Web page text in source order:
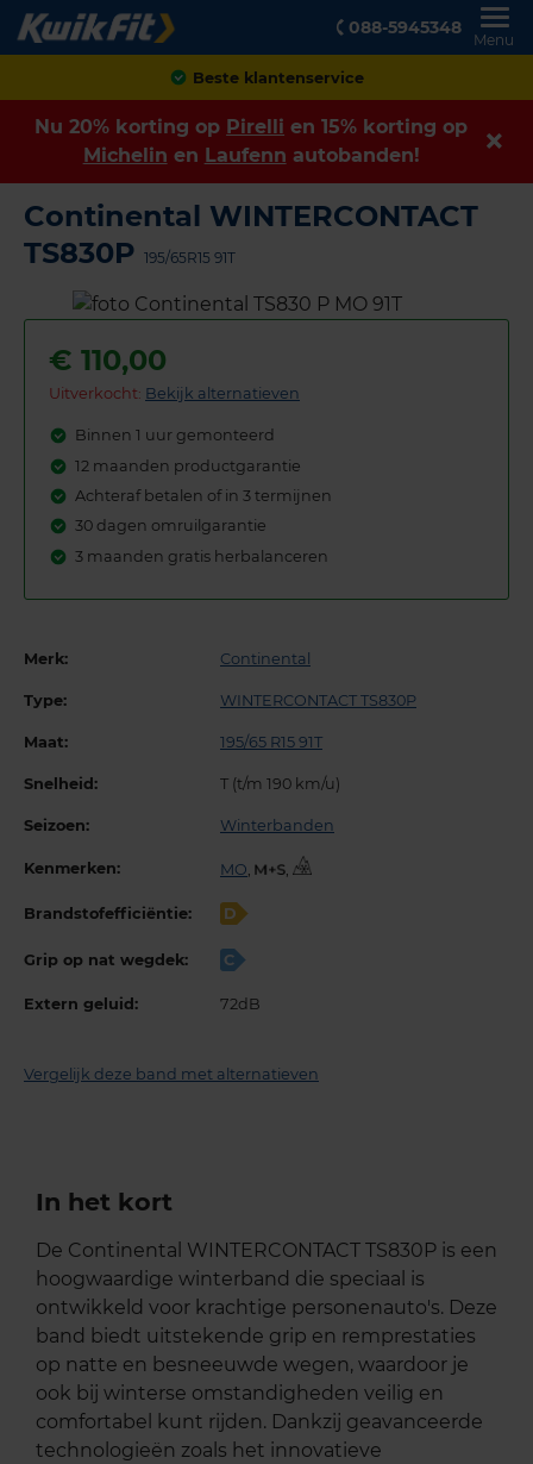
088-5945348
Menu
Beste klantenservice
Nu 20% korting op Pirelli en 15% korting op
Michelin en Laufenn autobanden!
Continental WINTERCONTACT
TS830P 195/65R15 91T
€ 110,00
Uitverkocht: Bekijk alternatieven
Binnen 1 uur gemonteerd
12 maanden productgarantie
Achteraf betalen of in 3 termijnen
30 dagen omruilgarantie
3 maanden gratis herbalanceren
Merk: Continental
Type: WINTERCONTACT TS830P
Maat: 195/65 R15 91T
Snelheid: T (t/m 190 km/u)
Seizoen: Winterbanden
Kenmerken: MO, ,
Brandstofefficiëntie: D
Grip op nat wegdek: C
Extern geluid: 72dB
Vergelijk deze band met alternatieven
In het kort
De Continental WINTERCONTACT TS830P is een
hoogwaardige winterband die speciaal is
ontwikkeld voor krachtige personenauto's. Deze
band biedt uitstekende grip en remprestaties
op natte en besneeuwde wegen, waardoor je
ook bij winterse omstandigheden veilig en
comfortabel kunt rijden. Dankzij geavanceerde
technologieën zoals het innovatieve